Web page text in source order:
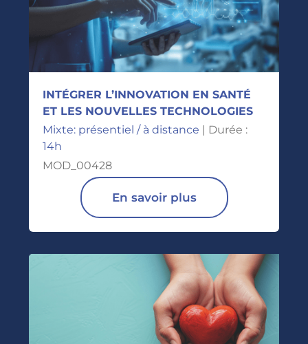
INTÉGRER L’INNOVATION EN SANTÉ
ET LES NOUVELLES TECHNOLOGIES
Mixte: présentiel / à distance | Durée :
14h
MOD_00428
En savoir plus